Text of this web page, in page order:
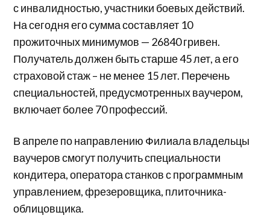
с инвалидностью, участники боевых действий.
На сегодня его сумма составляет 10
прожиточных минимумов — 26840 гривен.
Получатель должен быть старше 45 лет, а его
страховой стаж – не менее 15 лет. Перечень
специальностей, предусмотренных ваучером,
включает более 70 профессий.
В апреле по направлению Филиала владельцы
ваучеров смогут получить специальности
кондитера, оператора станков с программным
управлением, фрезеровщика, плиточника-
облицовщика.